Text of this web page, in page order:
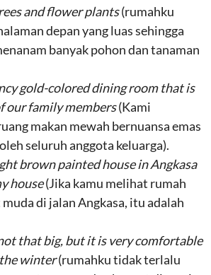
and flower plants(rumahku
depan yang luas sehingga
banyak pohon dan tanaman
gold-colored dining room that is
our family members(Kami
makan mewah bernuansa emas
seluruh anggota keluarga).
brown painted house in Angkasa
house(Jika kamu melihat rumah
di jalan Angkasa, itu adalah
that big, but it is very comfortable
winter(rumahku tidak terlalu